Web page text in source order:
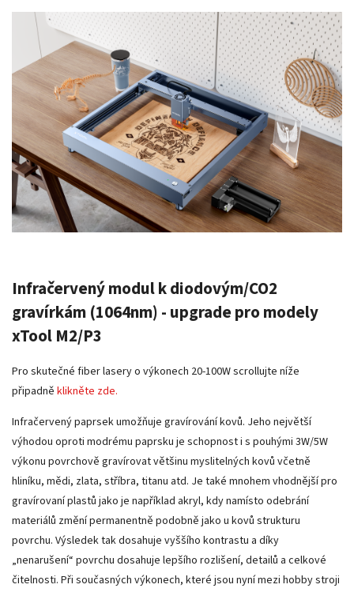
Infračervený modul k diodovým/CO2
gravírkám (1064nm) - upgrade pro modely
xTool M2/P3
Pro skutečné fiber lasery o výkonech 20-100W scrollujte níže
připadně klikněte zde.
Infračervený paprsek umožňuje gravírování kovů. Jeho největší
výhodou oproti modrému paprsku je schopnost i s pouhými 3W/5W
výkonu povrchově gravírovat většinu myslitelných kovů včetně
hliníku, mědi, zlata, stříbra, titanu atd. Je také mnohem vhodnější pro
gravírovaní plastů jako je například akryl, kdy namísto odebrání
materiálů změní permanentně podobně jako u kovů strukturu
povrchu. Výsledek tak dosahuje vyššího kontrastu a díky
„nenarušení“ povrchu dosahuje lepšího rozlišení, detailů a celkové
čitelnosti. Při současných výkonech, které jsou nyní mezi hobby stroji